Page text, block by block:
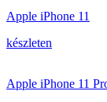
Apple iPhone 11
készleten
Apple iPhone 11